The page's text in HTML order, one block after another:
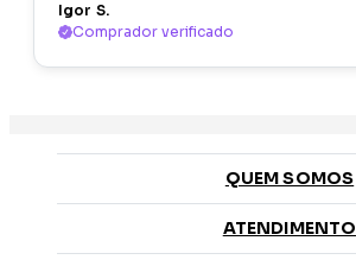
Igor S.
Comprador verificado
QUEM SOMOS
ATENDIMENTO